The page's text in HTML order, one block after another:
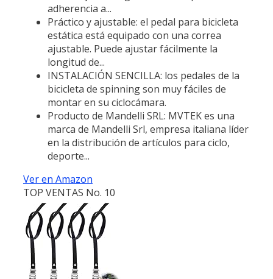
adherencia a...
Práctico y ajustable: el pedal para bicicleta
estática está equipado con una correa
ajustable. Puede ajustar fácilmente la
longitud de...
INSTALACIÓN SENCILLA: los pedales de la
bicicleta de spinning son muy fáciles de
montar en su ciclocámara.
Producto de Mandelli SRL: MVTEK es una
marca de Mandelli Srl, empresa italiana líder
en la distribución de artículos para ciclo,
deporte...
Ver en Amazon
TOP VENTAS No. 10